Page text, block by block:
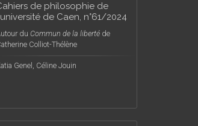
de philosophie de
de Caen, n°61/2024
du Commun de la liberté de
Colliot-Thélène
Genel, Céline Jouin